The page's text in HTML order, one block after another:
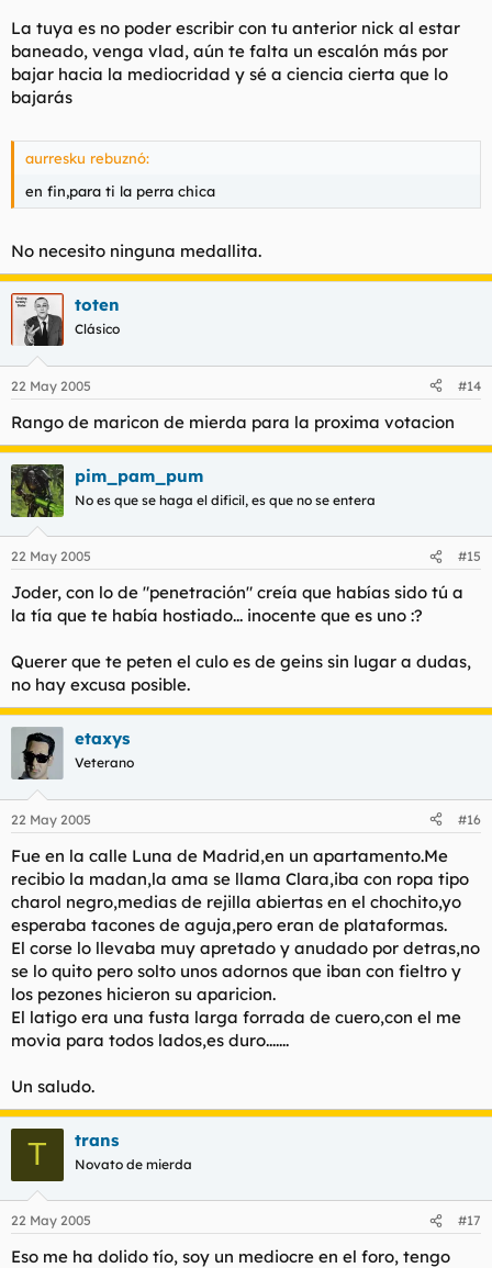
La tuya es no poder escribir con tu anterior nick al estar
baneado, venga vlad, aún te falta un escalón más por
bajar hacia la mediocridad y sé a ciencia cierta que lo
bajarás
aurresku rebuznó:
en fin,para ti la perra chica
No necesito ninguna medallita.
toten
Clásico
22 May 2005 #14
Rango de maricon de mierda para la proxima votacion
pim_pam_pum
No es que se haga el dificil, es que no se entera
22 May 2005 #15
Joder, con lo de "penetración" creía que habías sido tú a
la tía que te había hostiado... inocente que es uno :?
Querer que te peten el culo es de geins sin lugar a dudas,
no hay excusa posible.
etaxys
Veterano
22 May 2005 #16
Fue en la calle Luna de Madrid,en un apartamento.Me
recibio la madan,la ama se llama Clara,iba con ropa tipo
charol negro,medias de rejilla abiertas en el chochito,yo
esperaba tacones de aguja,pero eran de plataformas.
El corse lo llevaba muy apretado y anudado por detras,no
se lo quito pero solto unos adornos que iban con fieltro y
los pezones hicieron su aparicion.
El latigo era una fusta larga forrada de cuero,con el me
movia para todos lados,es duro.......
Un saludo.
T trans
Novato de mierda
22 May 2005 #17
Eso me ha dolido tío, soy un mediocre en el foro, tengo